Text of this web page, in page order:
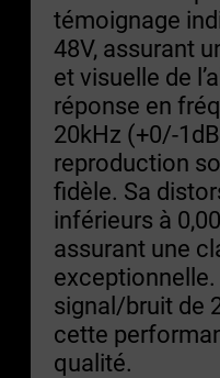
témoignage
48V, assurant
et visuelle de
réponse en
20kHz (+0/-
reproduction
fidèle. Sa
inférieurs à
assurant une
signal/bruit de
cette
qualité.